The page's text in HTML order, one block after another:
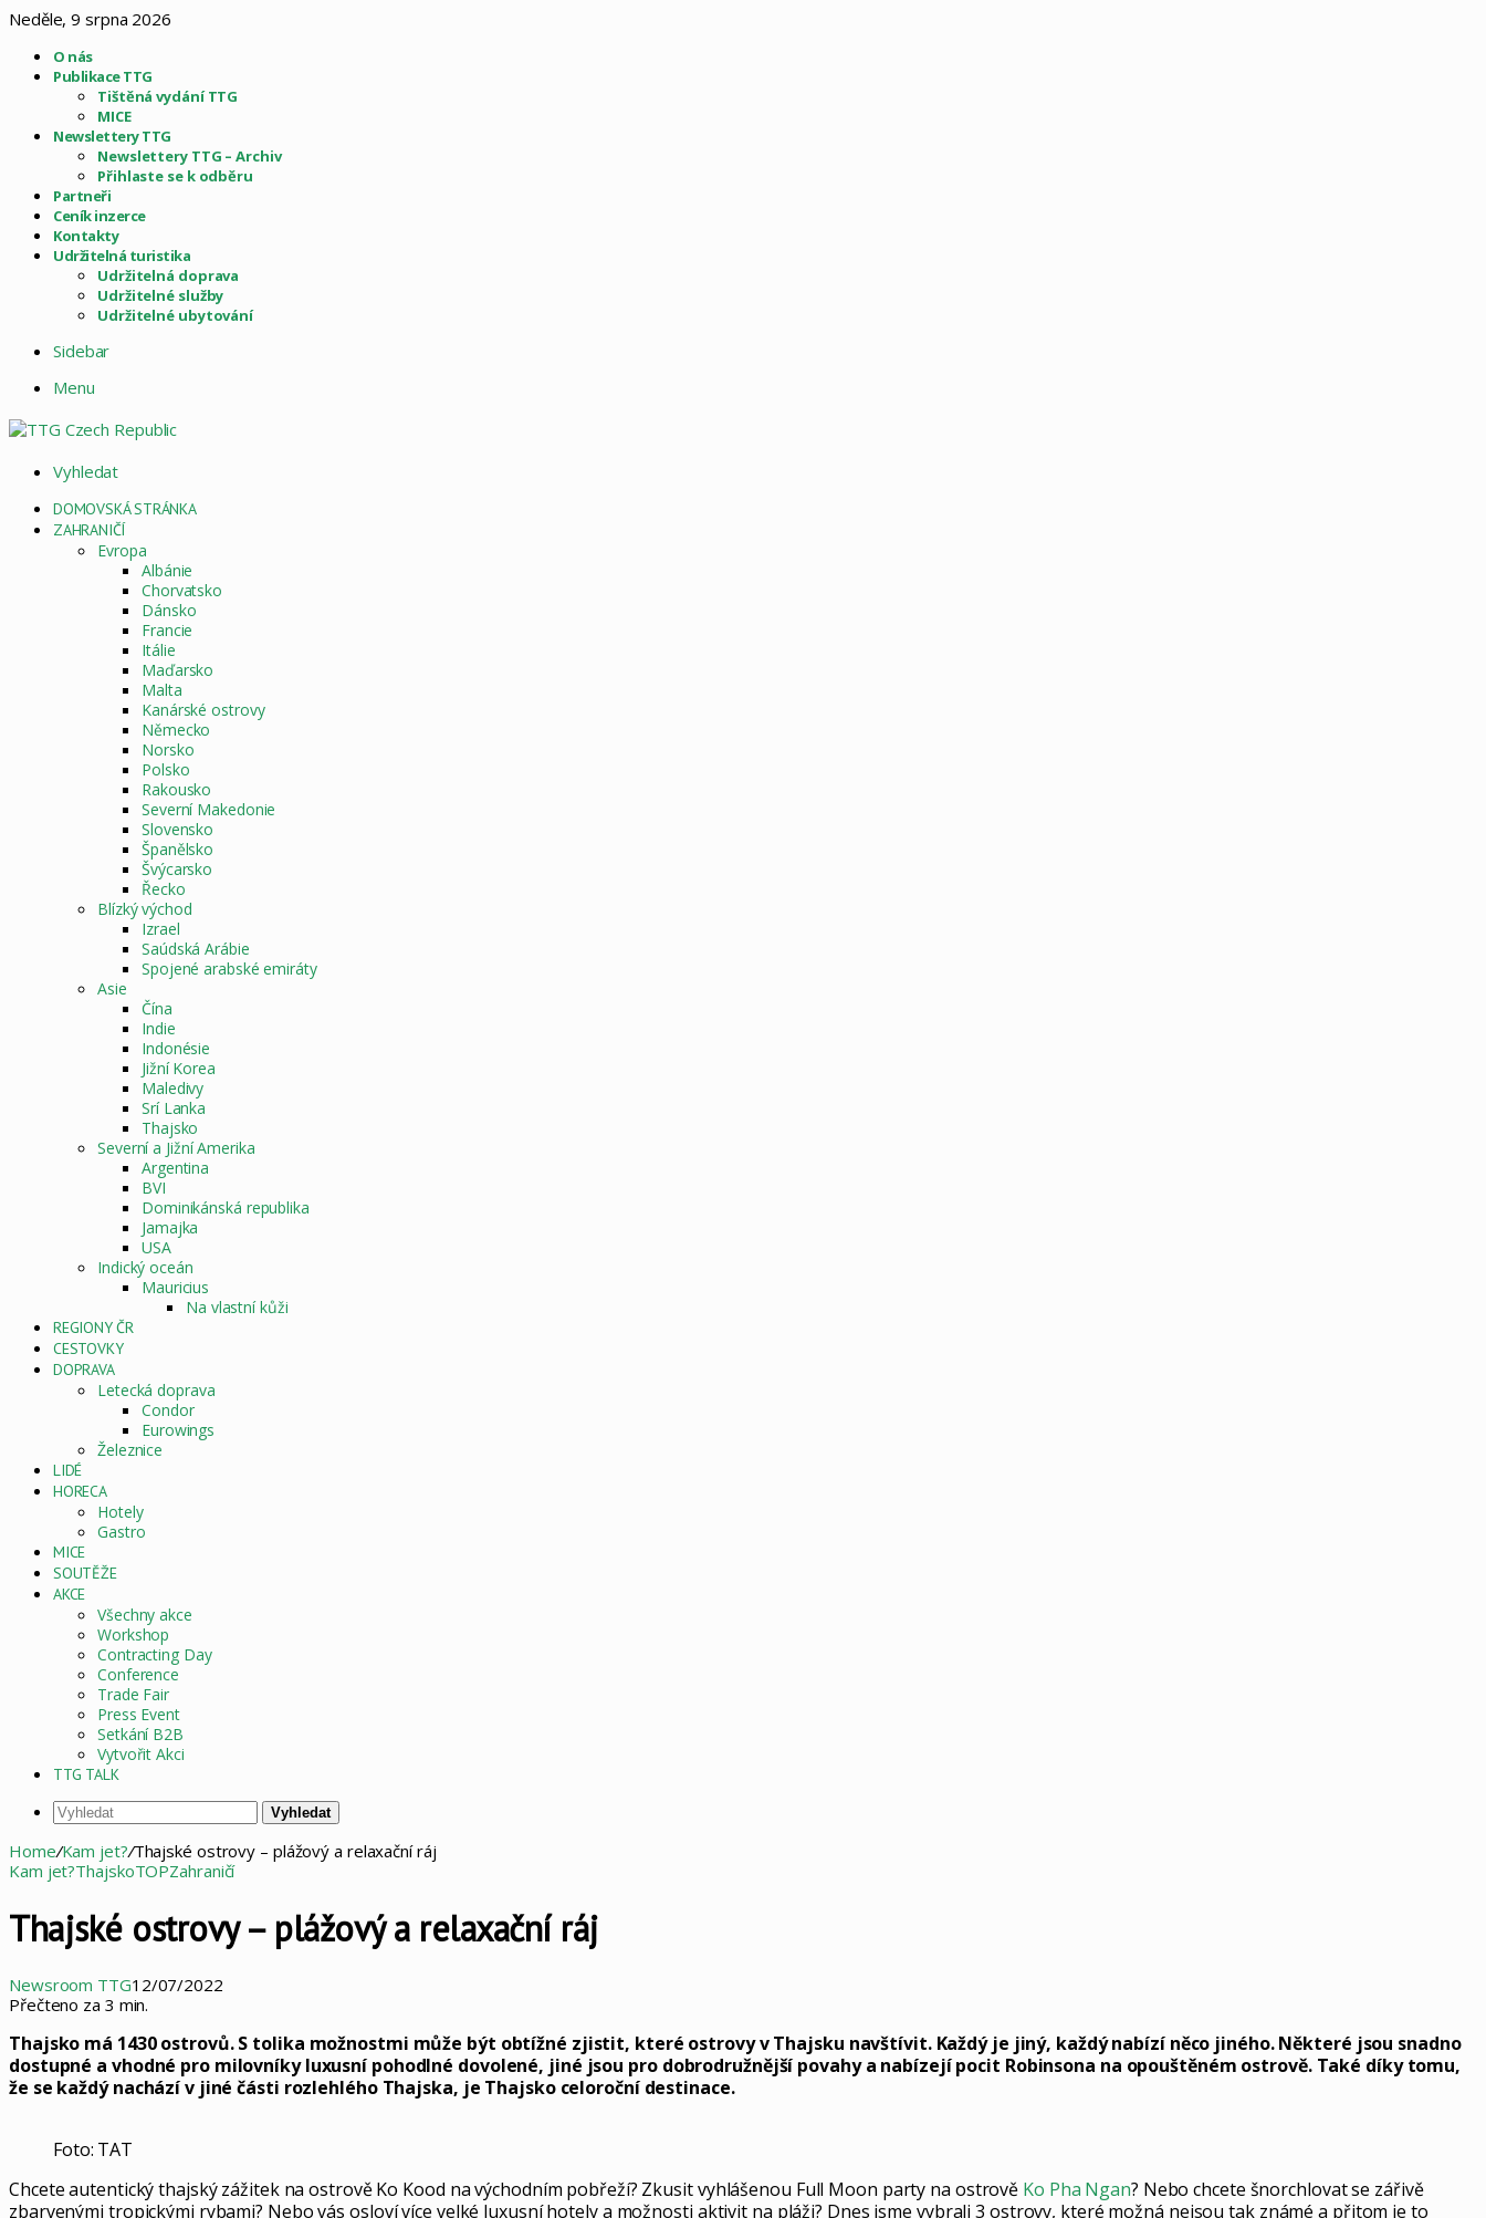
Neděle, 9 srpna 2026
O nás
Publikace TTG
Tištěná vydání TTG
MICE
Newslettery TTG
Newslettery TTG – Archiv
Přihlaste se k odběru
Partneři
Ceník inzerce
Kontakty
Udržitelná turistika
Udržitelná doprava
Udržitelné služby
Udržitelné ubytování
Sidebar
Menu
Vyhledat
DOMOVSKÁ STRÁNKA
ZAHRANIČÍ
Evropa
Albánie
Chorvatsko
Dánsko
Francie
Itálie
Maďarsko
Malta
Kanárské ostrovy
Německo
Norsko
Polsko
Rakousko
Severní Makedonie
Slovensko
Španělsko
Švýcarsko
Řecko
Blízký východ
Izrael
Saúdská Arábie
Spojené arabské emiráty
Asie
Čína
Indie
Indonésie
Jižní Korea
Maledivy
Srí Lanka
Thajsko
Severní a Jižní Amerika
Argentina
BVI
Dominikánská republika
Jamajka
USA
Indický oceán
Mauricius
Na vlastní kůži
REGIONY ČR
CESTOVKY
DOPRAVA
Letecká doprava
Condor
Eurowings
Železnice
LIDÉ
HORECA
Hotely
Gastro
MICE
SOUTĚŽE
AKCE
Všechny akce
Workshop
Contracting Day
Conference
Trade Fair
Press Event
Setkání B2B
Vytvořit Akci
TTG TALK
Vyhledat
Home/Kam jet?/Thajské ostrovy – plážový a relaxační ráj
Kam jet?ThajskoTOPZahraničí
Thajské ostrovy – plážový a relaxační ráj
Newsroom TTG12/07/2022
Přečteno za 3 min.
Thajsko má 1430 ostrovů. S tolika možnostmi může být obtížné zjistit, které ostrovy v Thajsku navštívit. Každý je jiný, každý nabízí něco jiného. Některé jsou snadno
dostupné a vhodné pro milovníky luxusní pohodlné dovolené, jiné jsou pro dobrodružnější povahy a nabízejí pocit Robinsona na opouštěném ostrově. Také díky tomu,
že se každý nachází v jiné části rozlehlého Thajska, je Thajsko celoroční destinace.
Foto: TAT
Chcete autentický thajský zážitek na ostrově Ko Kood na východním pobřeží? Zkusit vyhlášenou Full Moon party na ostrově Ko Pha Ngan? Nebo chcete šnorchlovat se zářivě
zbarvenými tropickými rybami? Nebo vás osloví více velké luxusní hotely a možnosti aktivit na pláži? Dnes jsme vybrali 3 ostrovy, které možná nejsou tak známé a přitom je to